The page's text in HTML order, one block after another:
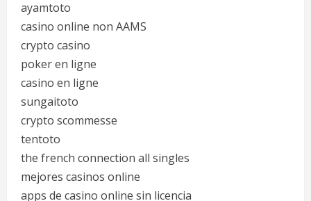
ayamtoto
casino online non AAMS
crypto casino
poker en ligne
casino en ligne
sungaitoto
crypto scommesse
tentoto
the french connection all singles
mejores casinos online
apps de casino online sin licencia